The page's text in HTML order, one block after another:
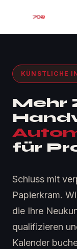
KÜNSTLICHE
Mehr
für
Schluss mit
Papierkram.
die Ihre
qualifizieren
Kalender